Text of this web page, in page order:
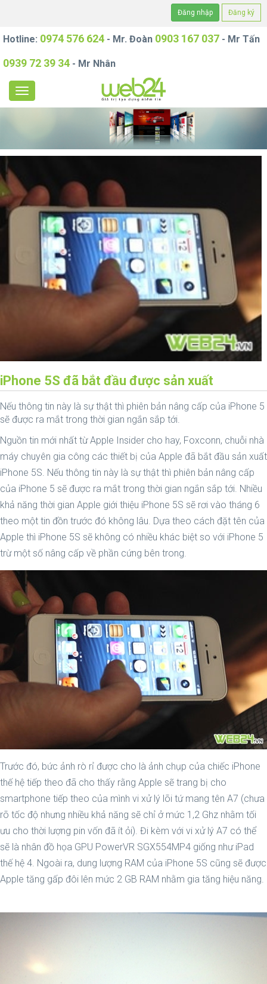
Đăng nhập Đăng ký
Hotline: 0974 576 624 - Mr. Đoàn 0903 167 037 - Mr Tấn
0939 72 39 34 - Mr Nhân
iPhone 5S đã bắt đầu được sản xuất
Nếu thông tin này là sự thật thì phiên bản nâng cấp của iPhone 5
sẽ được ra mắt trong thời gian ngắn sắp tới.
Nguồn tin mới nhất từ Apple Insider cho hay, Foxconn, chuỗi nhà
máy chuyên gia công các thiết bị của Apple đã bắt đầu sản xuất
iPhone 5S. Nếu thông tin này là sự thật thì phiên bản nâng cấp
của iPhone 5 sẽ được ra mắt trong thời gian ngắn sắp tới. Nhiều
khả năng thời gian Apple giới thiệu iPhone 5S sẽ rơi vào tháng 6
theo một tin đồn trước đó không lâu. Dựa theo cách đặt tên của
Apple thì iPhone 5S sẽ không có nhiều khác biệt so với iPhone 5
trừ một số nâng cấp về phần cứng bên trong.
Trước đó, bức ảnh rò rỉ được cho là ảnh chụp của chiếc iPhone
thế hệ tiếp theo đã cho thấy rằng Apple sẽ trang bị cho
smartphone tiếp theo của mình vi xử lý lõi tứ mang tên A7 (chưa
rõ tốc độ nhưng nhiều khả năng sẽ chỉ ở mức 1,2 Ghz nhằm tối
ưu cho thời lượng pin vốn đã ít ỏi). Đi kèm với vi xử lý A7 có thể
sẽ là nhân đồ họa GPU PowerVR SGX554MP4 giống như iPad
thế hệ 4. Ngoài ra, dung lượng RAM của iPhone 5S cũng sẽ được
Apple tăng gấp đôi lên mức 2 GB RAM nhằm gia tăng hiệu năng.